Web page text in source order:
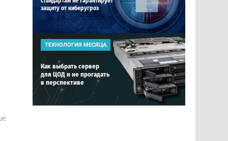
защиту от киберугроз
ТЕХНОЛОГИЯ МЕСЯЦА
Как выбрать сервер
для ЦОД и не прогадать
в перспективе